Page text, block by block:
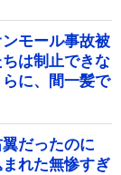
モール事故被
は制止できな
に、間一髪で
翼だったのに
れた無惨すぎ